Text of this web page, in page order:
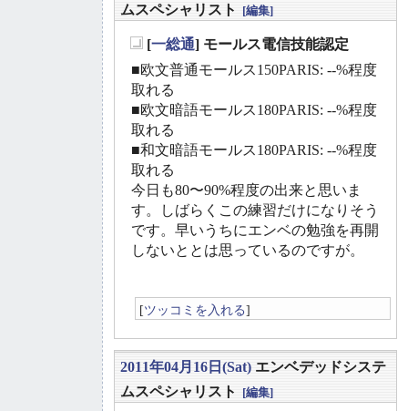
ムスペシャリスト
[編集]
[一総通] モールス電信技能認定
■欧文普通モールス150PARIS: --%程度
取れる
■欧文暗語モールス180PARIS: --%程度
取れる
■和文暗語モールス180PARIS: --%程度
取れる
今日も80〜90%程度の出来と思いま
す。しばらくこの練習だけになりそう
です。早いうちにエンベの勉強を再開
しないととは思っているのですが。
[ツッコミを入れる]
2011年04月16日(Sat) エンベデッドシステ
ムスペシャリスト
[編集]